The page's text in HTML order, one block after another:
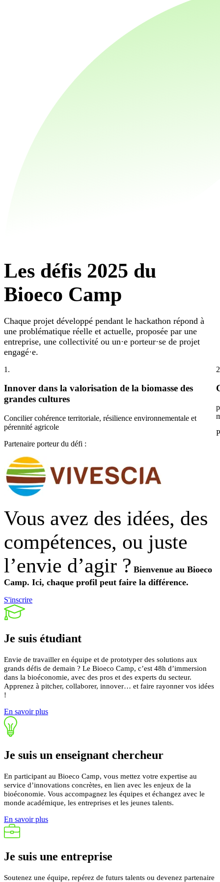
Les défis 2025 du
Bioeco Camp
Chaque projet développé pendant le hackathon répond à
une problématique réelle et actuelle, proposée par une
entreprise, une collectivité ou un·e porteur·se de projet
engagé·e.
1.
Innover dans la valorisation de la biomasse des
grandes cultures
Concilier cohérence territoriale, résilience environnementale et
pérennité agricole
Partenaire porteur du défi :
Vous avez des idées, des
compétences, ou juste
l’envie d’agir ? Bienvenue au Bioeco
Camp. Ici, chaque profil peut faire la différence.
S'inscrire
Je suis étudiant
Envie de travailler en équipe et de prototyper des solutions aux
grands défis de demain ? Le Bioeco Camp, c’est 48h d’immersion
dans la bioéconomie, avec des pros et des experts du secteur.
Apprenez à pitcher, collaborer, innover… et faire rayonner vos idées
!
En savoir plus
Je suis un enseignant chercheur
En participant au Bioeco Camp, vous mettez votre expertise au
service d’innovations concrètes, en lien avec les enjeux de la
bioéconomie. Vous accompagnez les équipes et échangez avec le
monde académique, les entreprises et les jeunes talents.
En savoir plus
Je suis une entreprise
Soutenez une équipe, repérez de futurs talents ou devenez partenaire